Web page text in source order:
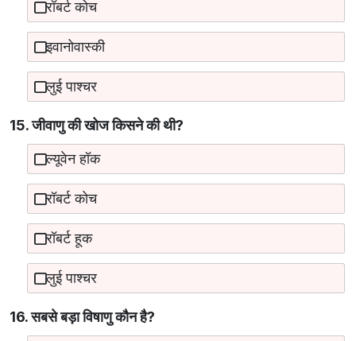
रॉबर्ट कोच
इवानोवास्की
लुई पाश्चर
15. जीवाणु की खोज किसने की थी?
ल्यूवेन हॉक
रॉबर्ट कोच
रॉबर्ट हूक
लुई पाश्चर
16. सबसे बड़ा विषाणु कौन है?